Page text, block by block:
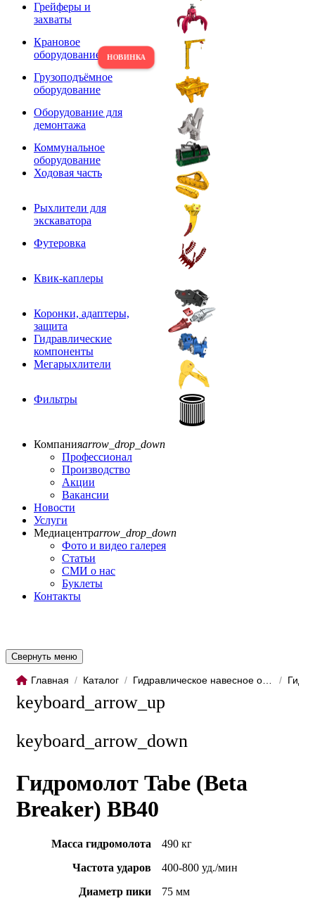
Грейферы и
захваты
Крановое
оборудование
Грузоподъёмное
оборудование
Оборудование для
демонтажа
Коммунальное
оборудование
Ходовая часть
Рыхлители для
экскаватора
Футеровка
Квик-каплеры
Коронки, адаптеры,
защита
Гидравлические
компоненты
Мегарыхлители
Фильтры
Компанияarrow_drop_down
Профессионал
Производство
Акции
Вакансии
Новости
Услуги
Медиацентрarrow_drop_down
Фото и видео галерея
Статьи
СМИ о нас
Буклеты
Контакты
Свернуть меню
Главная / Каталог / /
keyboard_arrow_up
keyboard_arrow_down
Гидромолот Tabe (Beta
Breaker) BB40
Масса гидромолота
490 кг
Частота ударов
400-800 уд./мин
Диаметр пики
75 мм